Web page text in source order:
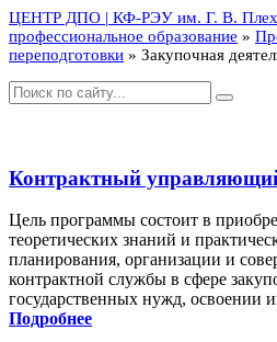
ЦЕНТР ДПО | КФ-РЭУ им. Г. В.
профессиональное образование »
переподготовки » Закупочная
Контрактный
Цель программы состоит в
теоретических знаний и
планирования, организации и
контрактной службы в сфере
государственных нужд, освоении
Подробнее